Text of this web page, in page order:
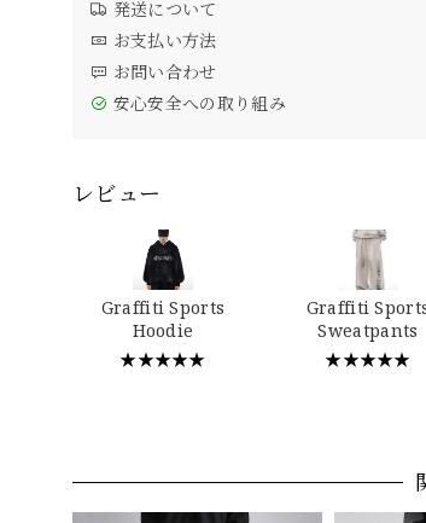
発送について
お支払い方法
お問い合わせ
安心安全への取り組み
レビュー
Graffiti Sports
Hoodie
★★★★★
Graffiti
Sweatpants
★★★★★